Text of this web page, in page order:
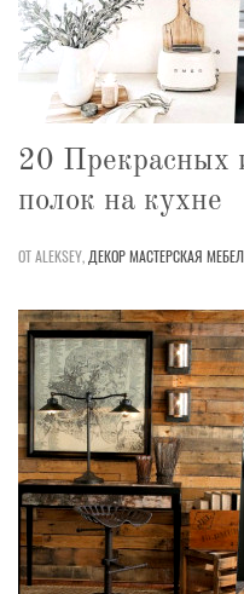
20 Прекрасных
полок на кухне
ОТ ALEKSEY, ДЕКОРМАСТЕРСКАЯ